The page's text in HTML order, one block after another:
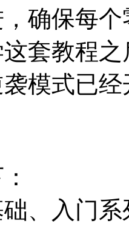
确保每
套教程
模式已
础、入门